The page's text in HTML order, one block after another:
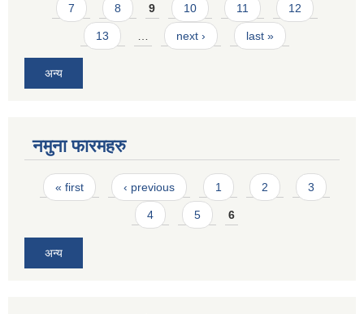
7 8 9 10 11 12
13 next › last »
अन्य
नमुना फारमहरु
Pages
« first ‹ previous 1 2 3
4 5 6
अन्य